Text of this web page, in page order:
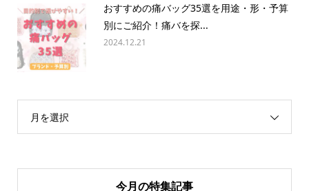
おすすめの痛バッグ35選を用途・形・予算
別にご紹介！痛バを探...
2024.12.21
月を選択
今月の特集記事